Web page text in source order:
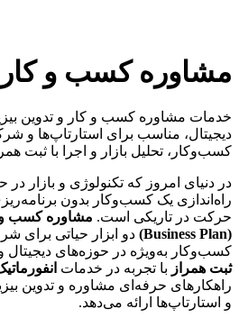
مشاوره کسب و کار
خدمات مشاوره کسب و کار و تدوین
دیجیتال، مناسب برای استارتاپ‌ها و
کسب‌وکار، تحلیل بازار و اجرا با ثبت
در دنیای امروز که تکنولوژی و بازار در
راه‌اندازی یک کسب‌وکار بدون
حرکت در تاریکی است. مشاوره کسب و
(Business Plan)
دو ابزار حیاتی برای
کسب‌وکار به‌ویژه در حوزه‌های دیجیتال
ثبت همراز با تجربه در خدمات
راهکارهای حرفه‌ای مشاوره و تدوین
و استارتاپ‌ها ارائه می‌دهد.